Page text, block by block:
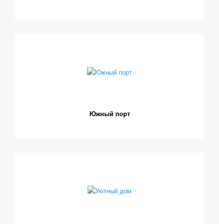
Южный порт